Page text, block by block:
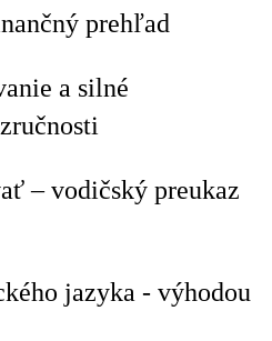
prehľad
a silné
– vodičský preukaz
jazyka - výhodou